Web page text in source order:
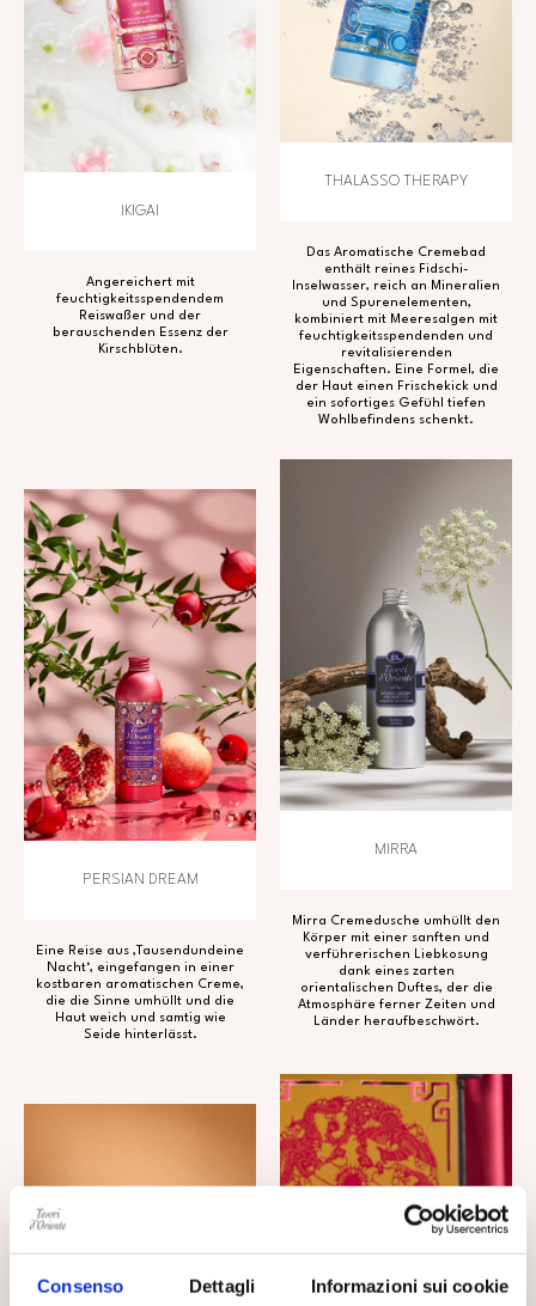
Consenso Dettagli Informazioni sui cookie
IKIGAI
Angereichert mit
feuchtigkeitsspendendem
Reiswaßer und der
berauschenden Essenz der
Kirschblüten.
THALASSO THERAPY
Das Aromatische Cremebad
enthält reines Fidschi-
Inselwasser, reich an Mineralien
und Spurenelementen,
kombiniert mit Meeresalgen mit
feuchtigkeitsspendenden und
revitalisierenden
Eigenschaften. Eine Formel, die
der Haut einen Frischekick und
ein sofortiges Gefühl tiefen
Wohlbefindens schenkt.
PERSIAN DREAM
Eine Reise aus ‚Tausendundeine
Nacht‘, eingefangen in einer
kostbaren aromatischen Creme,
die die Sinne umhüllt und die
Haut weich und samtig wie
Seide hinterlässt.
MIRRA
Mirra Cremedusche umhüllt den
Körper mit einer sanften und
verführerischen Liebkosung
dank eines zarten
orientalischen Duftes, der die
Atmosphäre ferner Zeiten und
Länder heraufbeschwört.